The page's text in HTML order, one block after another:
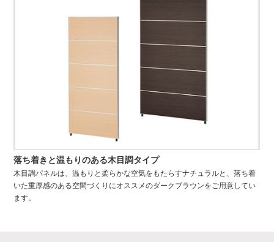
落ち着きと温もりのある木目調タイプ
木目調パネルは、温もりと柔らかな空気をもたらすナチュラルと、落ち着
いた重厚感のある空間づくりにオススメのダークブラウンをご用意してい
ます。